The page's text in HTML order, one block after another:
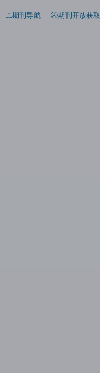
期刊导航 期刊开放获取